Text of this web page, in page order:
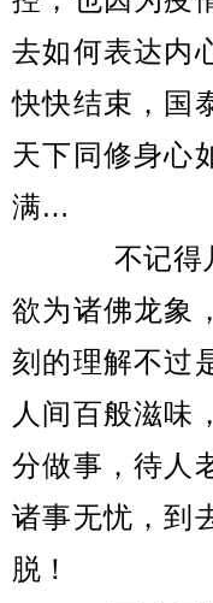
去如何表达内
快快结束，国
天下同修身心
满…
不记得几时
欲为诸佛龙象
刻的理解不过
人间百般滋味
分做事，待人
诸事无忧，到
脱！